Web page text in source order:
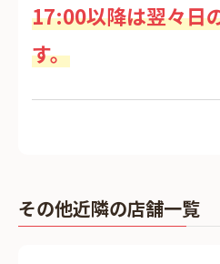
17:00以降は翌々日
す。
その他近隣の店舗一覧